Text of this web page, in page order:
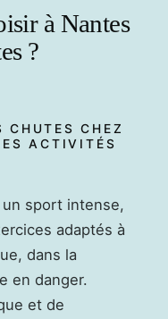
à Nantes
?
CHUTES CHEZ
ACTIVITÉS
un sport intense,
adaptés à
dans la
en danger.
et de